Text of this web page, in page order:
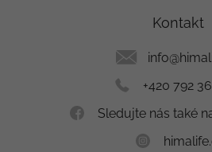
Kontakt
info@
+420 792
Sledujte nás také